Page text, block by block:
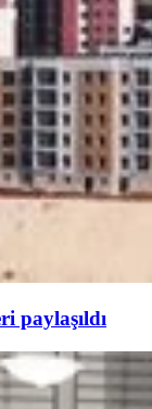
paylaşıldı